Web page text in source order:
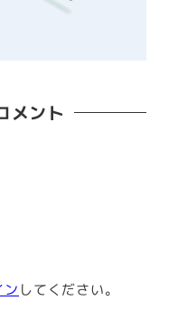
メント
ン してください。